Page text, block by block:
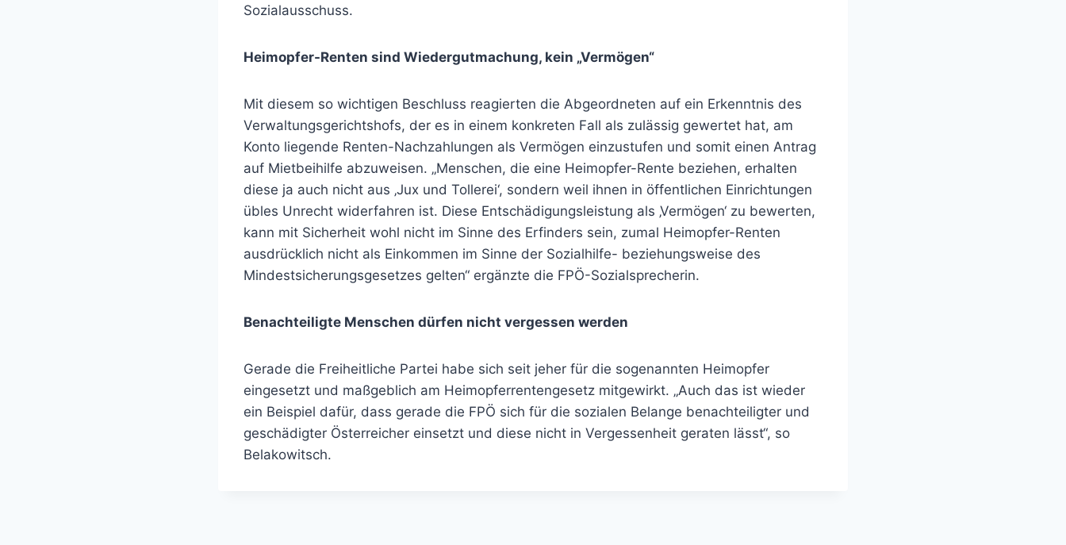
Sozialausschuss.
Heimopfer-Renten sind Wiedergutmachung, kein „Vermögen“
Mit diesem so wichtigen Beschluss reagierten die Abgeordneten auf ein Erkenntnis des
Verwaltungsgerichtshofs, der es in einem konkreten Fall als zulässig gewertet hat, am
Konto liegende Renten-Nachzahlungen als Vermögen einzustufen und somit einen Antrag
auf Mietbeihilfe abzuweisen. „Menschen, die eine Heimopfer-Rente beziehen, erhalten
diese ja auch nicht aus ‚Jux und Tollerei‘, sondern weil ihnen in öffentlichen Einrichtungen
übles Unrecht widerfahren ist. Diese Entschädigungsleistung als ‚Vermögen‘ zu bewerten,
kann mit Sicherheit wohl nicht im Sinne des Erfinders sein, zumal Heimopfer-Renten
ausdrücklich nicht als Einkommen im Sinne der Sozialhilfe- beziehungsweise des
Mindestsicherungsgesetzes gelten“ ergänzte die FPÖ-Sozialsprecherin.
Benachteiligte Menschen dürfen nicht vergessen werden
Gerade die Freiheitliche Partei habe sich seit jeher für die sogenannten Heimopfer
eingesetzt und maßgeblich am Heimopferrentengesetz mitgewirkt. „Auch das ist wieder
ein Beispiel dafür, dass gerade die FPÖ sich für die sozialen Belange benachteiligter und
geschädigter Österreicher einsetzt und diese nicht in Vergessenheit geraten lässt“, so
Belakowitsch.